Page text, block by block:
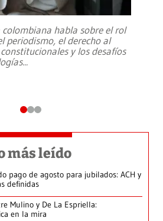
habla sobre el rol
periodismo, el derecho al
y los desafíos
...
más leído
pago de agosto para jubilados: ACH y
definidas
Mulino y De La Espriella:
en la mira